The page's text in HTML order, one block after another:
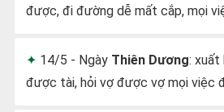
được, đi đường dễ mất cắp, mọi
14/5 - Ngày Thiên Dương: xuất
được tài, hỏi vợ được vợ mọi việc